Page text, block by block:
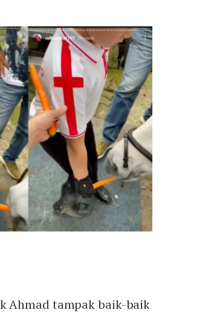
Ahmad tampak baik-baik